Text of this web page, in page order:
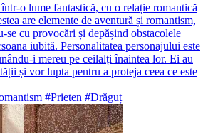
o lume fantastică, cu o relație romantică
are elemente de aventură și romantism,
se cu provocări și depășind obstacolele
iubită. Personalitatea personajului este
i mereu pe ceilalți înaintea lor. Ei au
și vor lupta pentru a proteja ceea ce este
#Prieten #Drăguț